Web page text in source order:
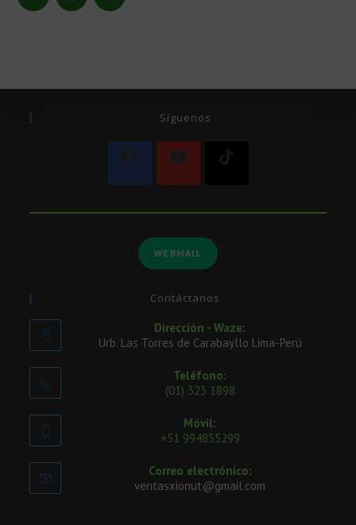
Síguenos
WEBMAIL
Contáctanos
Dirección - Waze:
Urb. Las Torres de Carabayllo Lima-Perú
Teléfono:
(01) 323 1898
Móvil:
+51 994855299
Correo electrónico:
ventasxionut@gmail.com